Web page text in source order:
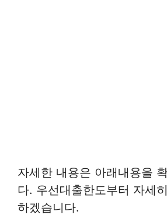
자세한 내용은 아래내용을
다. 우선대출한도부터 자세
하겠습니다.